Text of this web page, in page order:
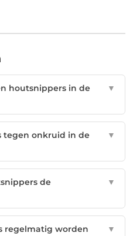
houtsnippers in de
▼
tegen onkruid in de
▼
de
▼
regelmatig worden ▼